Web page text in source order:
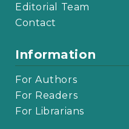
Editorial Team
Contact
Information
For Authors
For Readers
For Librarians